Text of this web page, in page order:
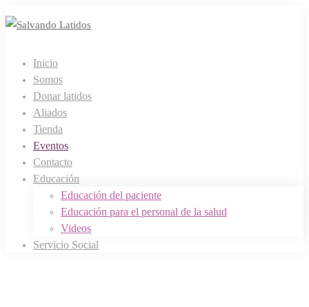
Inicio
Somos
Donar latidos
Aliados
Tienda
Eventos
Contacto
Educación
Educación del paciente
Educación para el personal de la salud
Videos
Servicio Social